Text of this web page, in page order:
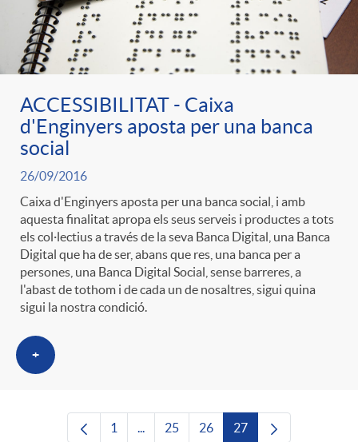
ACCESSIBILITAT - Caixa
d'Enginyers aposta per una banca
social
26/09/2016
Caixa d'Enginyers aposta per una banca social, i amb
aquesta finalitat apropa els seus serveis i productes a tots
els col·lectius a través de la seva Banca Digital, una Banca
Digital que ha de ser, abans que res, una banca per a
persones, una Banca Digital Social, sense barreres, a
l'abast de tothom i de cada un de nosaltres, sigui quina
sigui la nostra condició.
+
Pàgina
1 ...Pàgines intermèdies Utilitzeu TAB per
Pàgina
25 Pàgina
26 Pàgina
27